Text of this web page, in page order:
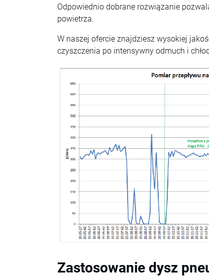
Odpowiednio dobrane rozwiązanie
powietrza.
W naszej ofercie znajdziesz wysokiej
czyszczenia po intensywny odmuch i
Zastosowanie dysz